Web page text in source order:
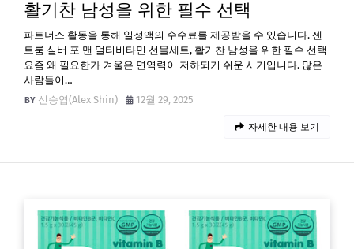
활기찬 남성을 위한 필수 선택
파트너스 활동을 통해 일정액의 수수료를 제공받을 수 있습니다. 센
트룸 실버 포 맨 멀티비타민 선물세트, 활기찬 남성을 위한 필수 선택
요즘 왜 필요한가 겨울은 면역력이 저하되기 쉬운 시기입니다. 많은
사람들이…
신승엽(Alex Shin)
12월 29, 2025
자세한 내용 보기